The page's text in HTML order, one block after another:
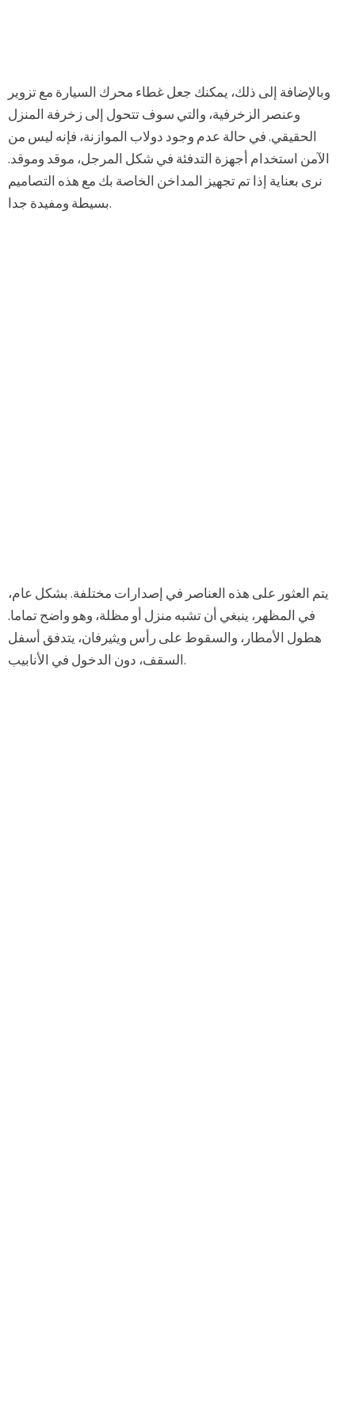
وبالإضافة إلى ذلك، يمكنك جعل غطاء محرك السيارة مع تزوير
وعنصر الزخرفية، والتي سوف تتحول إلى زخرفة المنزل
الحقيقي. في حالة عدم وجود دولاب الموازنة، فإنه ليس من
الآمن استخدام أجهزة التدفئة في شكل المرجل، موقد وموقد.
نرى بعناية إذا تم تجهيز المداخن الخاصة بك مع هذه التصاميم
بسيطة ومفيدة جدا.
يتم العثور على هذه العناصر في إصدارات مختلفة. بشكل عام،
في المظهر، ينبغي أن تشبه منزل أو مظلة، وهو واضح تماما.
هطول الأمطار، والسقوط على رأس ويثيرفان، يتدفق أسفل
السقف، دون الدخول في الأنابيب.